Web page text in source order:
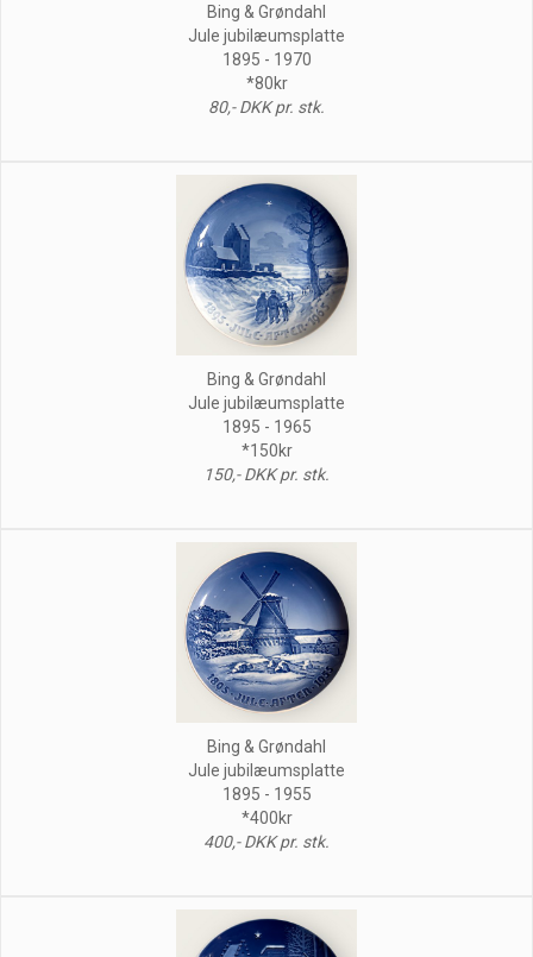
Bing & Grøndahl
Jule jubilæumsplatte
1895 - 1970
*80kr
80,- DKK pr. stk.
Bing & Grøndahl
Jule jubilæumsplatte
1895 - 1965
*150kr
150,- DKK pr. stk.
Bing & Grøndahl
Jule jubilæumsplatte
1895 - 1955
*400kr
400,- DKK pr. stk.